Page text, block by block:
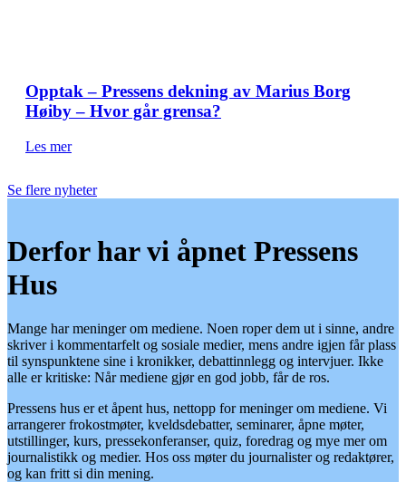
Opptak – Pressens dekning av Marius Borg
Høiby – Hvor går grensa?
Les mer
Se flere nyheter
Derfor har vi åpnet Pressens
Hus
Mange har meninger om mediene. Noen roper dem ut i sinne, andre
skriver i kommentarfelt og sosiale medier, mens andre igjen får plass
til synspunktene sine i kronikker, debattinnlegg og intervjuer. Ikke
alle er kritiske: Når mediene gjør en god jobb, får de ros.
Pressens hus er et åpent hus, nettopp for meninger om mediene. Vi
arrangerer frokostmøter, kveldsdebatter, seminarer, åpne møter,
utstillinger, kurs, pressekonferanser, quiz, foredrag og mye mer om
journalistikk og medier. Hos oss møter du journalister og redaktører,
og kan fritt si din mening.